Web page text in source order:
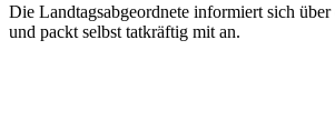
Die Landtagsabgeordnete informiert sich
und packt selbst tatkräftig mit an.